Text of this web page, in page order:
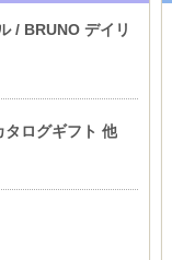
/ BRUNO デイリ
ログギフト 他